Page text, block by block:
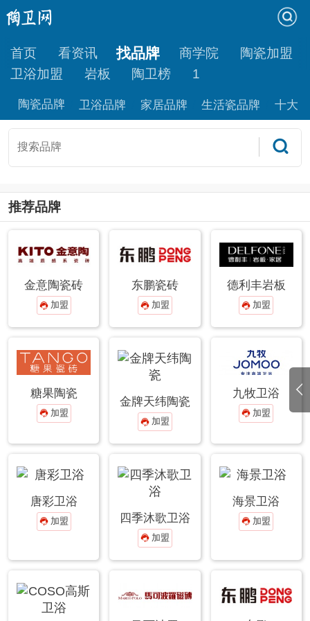
首页 看资讯 找品牌 商学院
陶瓷加盟
卫浴加盟
岩板 陶卫榜 1
陶瓷品牌 卫浴品牌 家居品牌 生活瓷品牌 十大
推荐品牌
金意陶瓷砖
 加盟
东鹏瓷砖
 加盟
德利丰岩板
 加盟
糖果陶瓷
 加盟
金牌天纬陶瓷
 加盟
九牧卫浴
 加盟
唐彩卫浴
 加盟 四季沐歌卫浴
 加盟
海景卫浴
 加盟